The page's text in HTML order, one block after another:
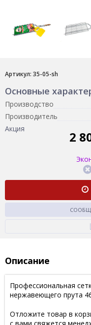
Артикул: 35-05-sh
Основные
Производство
Производитель
Акция
2
Описание
Профессиональная
нержавеющего прута
Отложите товар в
с вами свяжется